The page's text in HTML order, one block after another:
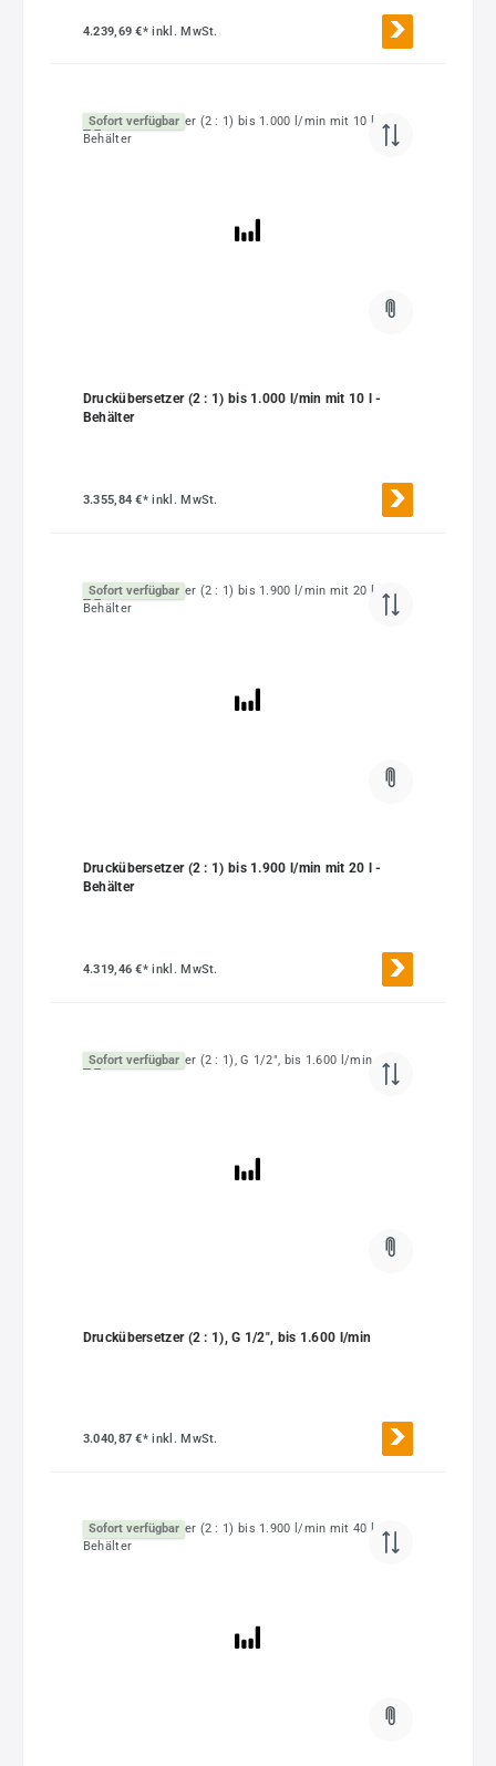
4.239,69 €*inkl. MwSt.
Sofort verfügbar
Druckübersetzer (2 : 1) bis 1.000 l/min mit 10 l -
Behälter
3.355,84 €*inkl. MwSt.
Sofort verfügbar
Druckübersetzer (2 : 1) bis 1.900 l/min mit 20 l -
Behälter
4.319,46 €*inkl. MwSt.
Sofort verfügbar
Druckübersetzer (2 : 1), G 1/2", bis 1.600 l/min
3.040,87 €*inkl. MwSt.
Sofort verfügbar